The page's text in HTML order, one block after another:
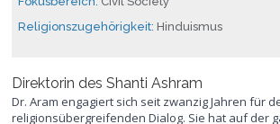
Religionszugehörigkeit:Hinduismus
Direktorin des Shanti Ashram
Dr. Aram engagiert sich seit zwanzig Jahren für
religionsübergreifenden Dialog. Sie hat auf der